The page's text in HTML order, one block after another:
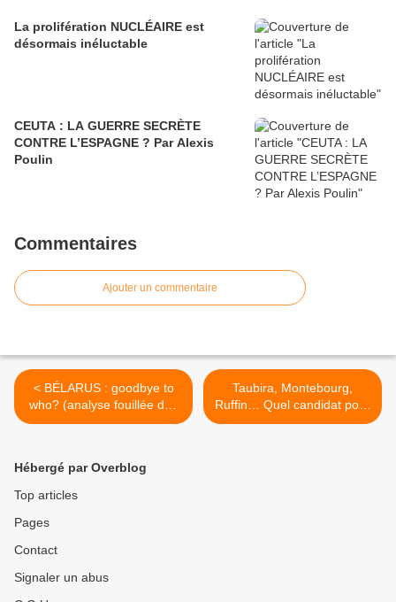
La prolifération NUCLÉAIRE est
désormais inéluctable
CEUTA : LA GUERRE SECRÈTE
CONTRE L’ESPAGNE ? Par Alexis
Poulin
Commentaires
Ajouter un commentaire
< BÉLARUS : goodbye to
who? (analyse fouillée des
tireurs de ficelle de
Taubira, Montebourg,
Ruffin… Quel candidat pour
la GAUCHE en 2022 ? -
Hébergé par Overblog
Top articles
Pages
Contact
Signaler un abus